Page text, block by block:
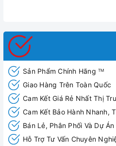
Sản Phẩm Chính Hãng TM
Giao Hàng Trên Toàn Quốc
Cam Kết Giá Rẻ Nhất Thị
Cam Kết Bảo Hành Nhanh,
Bán Lẻ, Phân Phối Và Dự Án
Hỗ Trợ Tư Vấn Chuyên